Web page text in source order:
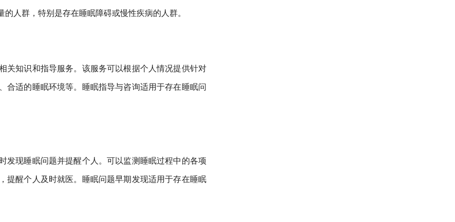
人群，特别是存在睡眠障碍或慢性疾病的人群。
关知识和指导服务。该服务可以根据个人情况提供针对
合适的睡眠环境等。睡眠指导与咨询适用于存在睡眠问
发现睡眠问题并提醒个人。可以监测睡眠过程中的各项
提醒个人及时就医。睡眠问题早期发现适用于存在睡眠